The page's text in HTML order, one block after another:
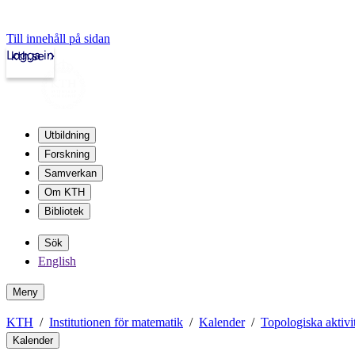
Till innehåll på sidan
kth.se
Logga in
Utbildning
Forskning
Samverkan
Om KTH
Bibliotek
Sök
English
Meny
KTH Institutionen för matematik Kalender Topologiska
Kalender